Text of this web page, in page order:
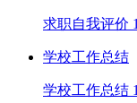
求职自我评价
学校工作总结
学校工作总结